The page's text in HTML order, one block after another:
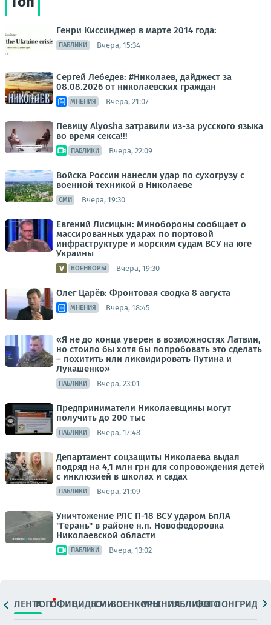
Генри Киссинджер в марте 2014 года:
ПАБЛИКИ Вчера, 15:34
Сергей Лебедев: #Николаев, дайджест за
08.08.2026 от николаевских граждан
МНЕНИЯ Вчера, 21:07
Певицу Alyosha затравили из-за русского языка
во время секса!!!
ПАБЛИКИ Вчера, 22:09
Войска России нанесли удар по сухогрузу с
военной техникой в Николаеве
СМИ Вчера, 19:30
Евгений Лисицын: Минобороны сообщает о
массированных ударах по портовой
инфраструктуре и морским судам ВСУ на юге
Украины
ВОЕНКОРЫ Вчера, 19:30
Олег Царёв: Фронтовая сводка 8 августа
МНЕНИЯ Вчера, 18:45
«Я не до конца уверен в возможностях Латвии,
но стоило бы хотя бы попробовать это сделать
– похитить или ликвидировать Путина и
Лукашенко»
ПАБЛИКИ Вчера, 23:01
Предприниматели Николаевщины могут
получить до 200 тыс
ПАБЛИКИ Вчера, 17:48
Департамент соцзащиты Николаева выдал
подряд на 4,1 млн грн для сопровождения детей
с инклюзией в школах и садах
ПАБЛИКИ Вчера, 21:09
Уничтожение РЛС П-18 ВСУ ударом БпЛА
"Герань" в районе н.п. Новофедоровка
Николаевской области
ПАБЛИКИ Вчера, 13:02
ЛЕНТАТОПОФИЦ.ВИДЕОСМИВОЕНКОРЫМНЕНИЯПАБЛИКИ
ФОТОЛОНГРИДЫ